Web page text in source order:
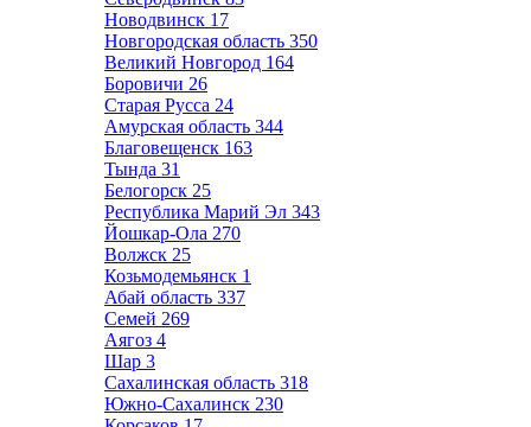
Новодвинск 17
Новгородская область 350
Великий Новгород 164
Боровичи 26
Старая Русса 24
Амурская область 344
Благовещенск 163
Тында 31
Белогорск 25
Республика Марий Эл 343
Йошкар-Ола 270
Волжск 25
Козьмодемьянск 1
Абай область 337
Семей 269
Аягоз 4
Шар 3
Сахалинская область 318
Южно-Сахалинск 230